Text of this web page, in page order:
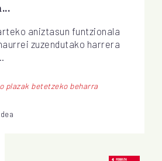
aniztasun funtzionala
zuzendutako harrera
plazak betetzeko beharra